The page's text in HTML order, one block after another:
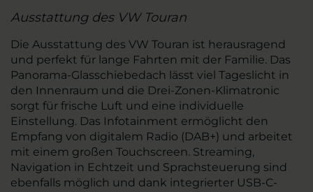
Ausstattung des VW Touran
Die Ausstattung des VW Touran ist herausragend
und perfekt für lange Fahrten mit der Familie. Das
Panorama-Glasschiebedach lässt viel Tageslicht in
den Innenraum und die Drei-Zonen-Klimatronic
sorgt für frische Luft und eine individuelle
Einstellung. Das Infotainment ermöglicht den
Empfang von digitalem Radio (DAB+) und arbeitet
mit einem großen Touchscreen. Streaming,
Navigation in Echtzeit und Sprachsteuerung sind
ebenfalls möglich und dank integrierter USB-C-